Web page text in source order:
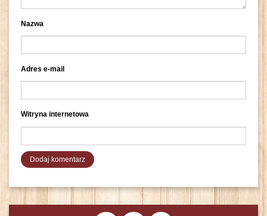
Nazwa
Adres e-mail
Witryna internetowa